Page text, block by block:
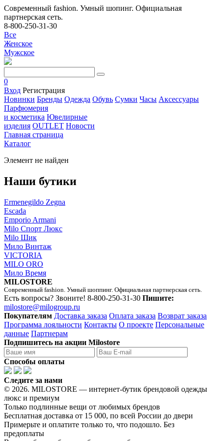
Современный fashion. Умный шопинг. Официальная
партнерская сеть.
8-800-250-31-30
Все
Женское
Мужское
0
Вход Регистрация
Новинки Бренды Одежда Обувь Сумки Часы Аксессуары
Парфюмерия
и косметика Ювелирные
изделия OUTLET Новости
Главная страница
Каталог
Элемент не найден
Наши бутики
Ermenegildo Zegna
Escada
Emporio Armani
Milo Спорт Люкс
Milo Шик
Мило Винтаж
VICTORIA
MILO ORO
Мило Время
MILOSTORE
Современный fashion. Умный шоппинг. Официальная партнерская сеть.
Есть вопросы? Звоните! 8-800-250-31-30 Пишите:
milostore@milogroup.ru
Покупателям Доставка заказа Оплата заказа Возврат заказа
Программа лояльности Контакты О проекте Персональные
данные Партнерам
Подпишитесь на акции Milostore
Способы оплаты
Следите за нами
© 2026. MILOSTORE — интернет-бутик брендовой одежды
люкс и премиум
Только подлинные вещи от любимых брендов
Бесплатная доставка от 15 000, по всей России до двери
Примерьте и оплатите только то, что подошло. Без
предоплаты